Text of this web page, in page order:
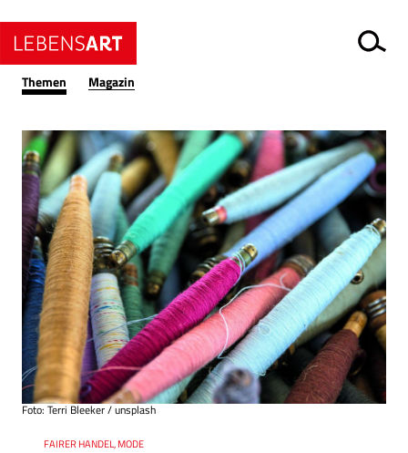
Themen Magazin
RessortFAIRER HANDEL, MODE
Foto: Terri Bleeker / unsplash